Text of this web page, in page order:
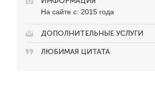
На сайте с: 2015 года
ДОПОЛНИТЕЛЬНЫЕ УСЛУГИ
ЛЮБИМАЯ ЦИТАТА